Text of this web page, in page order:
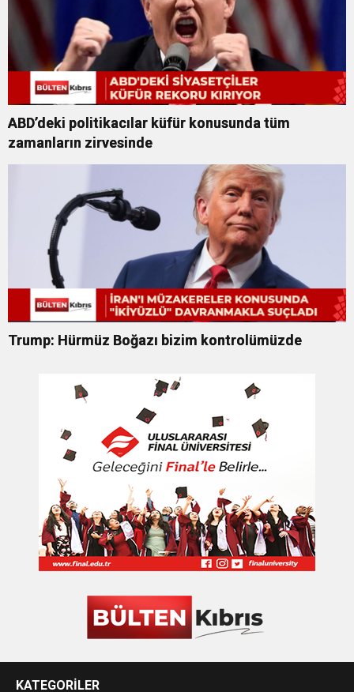
ABD’deki politikacılar küfür konusunda tüm
zamanların zirvesinde
Trump: Hürmüz Boğazı bizim kontrolümüzde
KATEGORİLER